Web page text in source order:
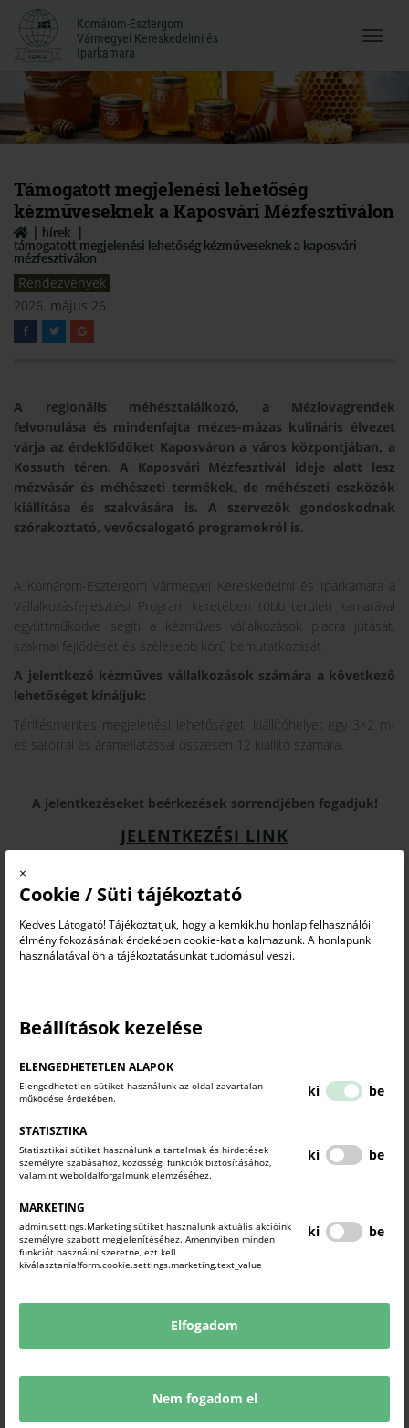
×
Cookie / Süti tájékoztató
Kedves Látogató! Tájékoztatjuk, hogy a kemkik.hu honlap felhasználói
élmény fokozásának érdekében cookie-kat alkalmazunk. A honlapunk
használatával ön a tájékoztatásunkat tudomásul veszi.
Beállítások kezelése
ELENGEDHETETLEN ALAPOK
Elengedhetetlen sütiket használunk az oldal zavartalan
működése érdekében.
ki be
STATISZTIKA
Statisztikai sütiket használunk a tartalmak és hirdetések
személyre szabásához, közösségi funkciók biztosításához,
valamint weboldalforgalmunk elemzéséhez.
ki be
MARKETING
admin.settings.Marketing sütiket használunk aktuális akcióink
személyre szabott megjelenítéséhez. Amennyiben minden
funkciót használni szeretne, ezt kell
kiválasztania!form.cookie.settings.marketing.text_value
ki be
Elfogadom
Nem fogadom el
Komárom-Esztergom
Vármegyei Kereskedelmi és
Iparkamara
Komárom-Esztergom
Vármegyei Kereskedelmi és
Iparkamara
Menü
Támogatott megjelenési lehetőség
kézműveseknek a Kaposvári Mézfesztiválon
hírek
támogatott megjelenési lehetőség kézműveseknek a kaposvári
mézfesztiválon
Rendezvények
2026. május 26.
A regionális méhésztalálkozó, a Mézlovagrendek
felvonulása és mindenfajta mézes-mázas kulináris élvezet
várja az érdeklődőket Kaposváron a város központjában, a
Kossuth téren. A Kaposvári Mézfesztivál ideje alatt lesz
mézvásár és méhészeti termékek, de méhészeti eszközök
kiállítása és szakvására is. A szervezők gondoskodnak
szórakoztató, vevőcsalogató programokról is.
A Komárom-Esztergom Vármegyei Kereskedelmi és Iparkamara a
Vállalkozásfejlesztési Program keretében több területi kamarával
együttműködve segíti a kézműves vállalkozások piacra jutását,
szakmai fejlődését és szélesebb körű bemutatkozását.
A jelentkező kézműves vállalkozások számára a következő
lehetőséget kínáljuk:
Térítésmentes megjelenési lehetőséget, kiállítóhelyet egy 3×2 m-
es sátorral és áramellátással összesen 12 kiállító számára.
A jelentkezéseket beérkezések sorrendjében fogadjuk!
JELENTKEZÉSI LINK
További információ:jkurucz@skik.hu